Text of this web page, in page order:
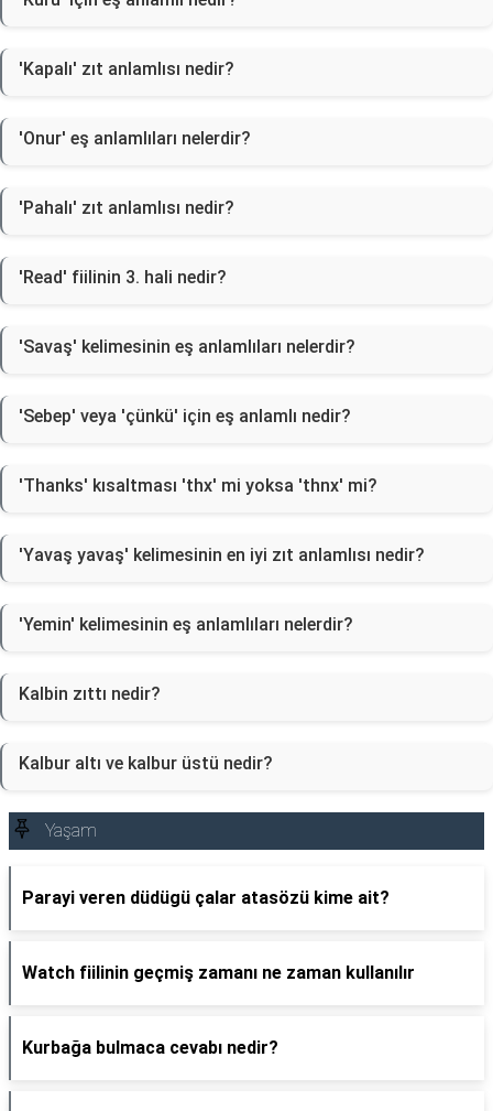
'Kapalı' zıt anlamlısı nedir?
'Onur' eş anlamlıları nelerdir?
'Pahalı' zıt anlamlısı nedir?
'Read' fiilinin 3. hali nedir?
'Savaş' kelimesinin eş anlamlıları nelerdir?
'Sebep' veya 'çünkü' için eş anlamlı nedir?
'Thanks' kısaltması 'thx' mi yoksa 'thnx' mi?
'Yavaş yavaş' kelimesinin en iyi zıt anlamlısı nedir?
'Yemin' kelimesinin eş anlamlıları nelerdir?
Kalbin zıttı nedir?
Kalbur altı ve kalbur üstü nedir?
Yaşam
Parayi veren düdügü çalar atasözü kime ait?
Watch fiilinin geçmiş zamanı ne zaman kullanılır
Kurbağa bulmaca cevabı nedir?